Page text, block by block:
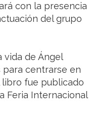
con la presencia
del grupo
de Ángel
para centrarse en
libro fue publicado
Feria Internacional